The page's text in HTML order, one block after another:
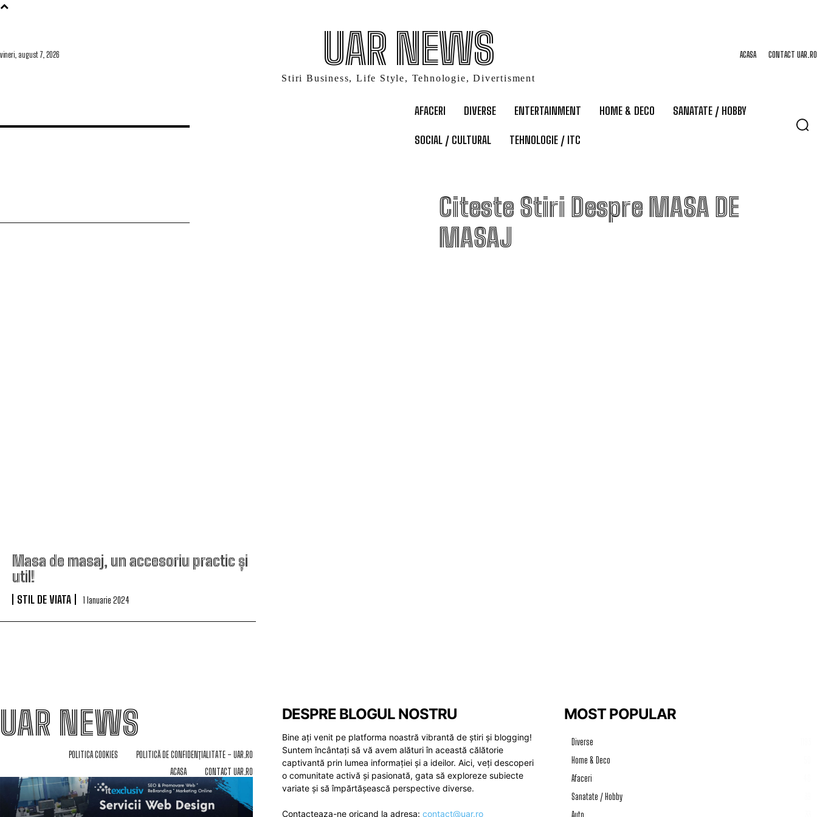
vineri, august 7, 2026 UAR NEWS
Stiri Business, Life Style, Tehnologie, Divertisment
ACASA CONTACT UAR.RO
AFACERI DIVERSE ENTERTAINMENT HOME & DECO SANATATE / HOBBY
SOCIAL / CULTURAL TEHNOLOGIE / ITC
Citeste Stiri Despre MASA DE
MASAJ
M
Masa de masaj, un accesoriu practic și
util!
STIL DE VIATA 1 Ianuarie 2024
UAR NEWS
POLITICA COOKIES
POLITICĂ DE CONFIDENȚIALITATE – UAR.RO
ACASA
CONTACT UAR.RO
DESPRE BLOGUL NOSTRU
Bine ați venit pe platforma noastră vibrantă de știri și blogging!
Suntem încântați să vă avem alături în această călătorie
captivantă prin lumea informației și a ideilor. Aici, veți descoperi
o comunitate activă și pasionată, gata să exploreze subiecte
variate și să împărtășească perspective diverse.
Contacteaza-ne oricand la adresa: contact@uar.ro
MOST POPULAR
Diverse
Home & Deco
Afaceri
Sanatate / Hobby
Auto